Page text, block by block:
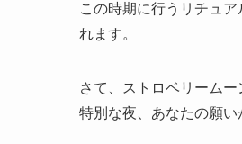
この時期に行うリチュ
れます。
さて、ストロベリーム
特別な夜、あなたの願い